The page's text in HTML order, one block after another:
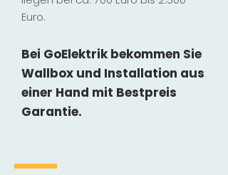
Euro.
Bei GoElektrik bekommen Sie
Wallbox und Installation aus
einer Hand mit Bestpreis
Garantie.